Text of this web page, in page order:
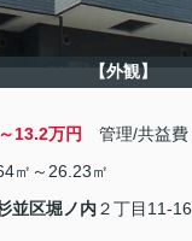
【外観】
13.2万円 管理/共益費
㎡～26.23㎡
並区堀ノ内２丁目11-16